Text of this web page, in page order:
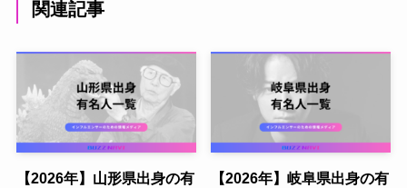
関連記事
【2026年】山形県出身の有
【2026年】岐阜県出身の有